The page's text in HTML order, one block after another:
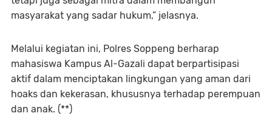
masyarakat yang sadar hukum,” jelasnya.
Melalui kegiatan ini, Polres Soppeng berharap
mahasiswa Kampus Al-Gazali dapat berpartisipasi
aktif dalam menciptakan lingkungan yang aman dari
hoaks dan kekerasan, khususnya terhadap perempuan
dan anak. (**)